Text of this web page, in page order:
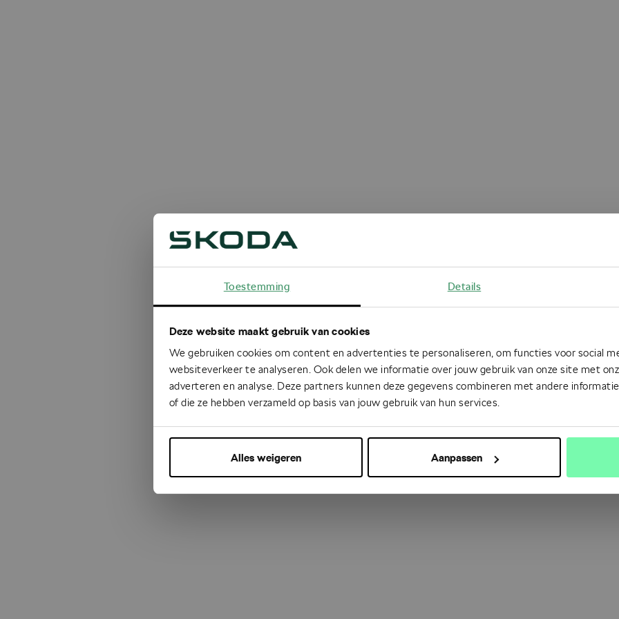
Toestemming Details
Deze website maakt gebruik van cookies
We gebruiken cookies om content en advertenties te personaliseren, om functies voor social
websiteverkeer te analyseren. Ook delen we informatie over jouw gebruik van onze site met
adverteren en analyse. Deze partners kunnen deze gegevens combineren met andere
of die ze hebben verzameld op basis van jouw gebruik van hun services.
Alles weigeren Aanpassen
Oops!
Something went wrong. Please try refreshing the app